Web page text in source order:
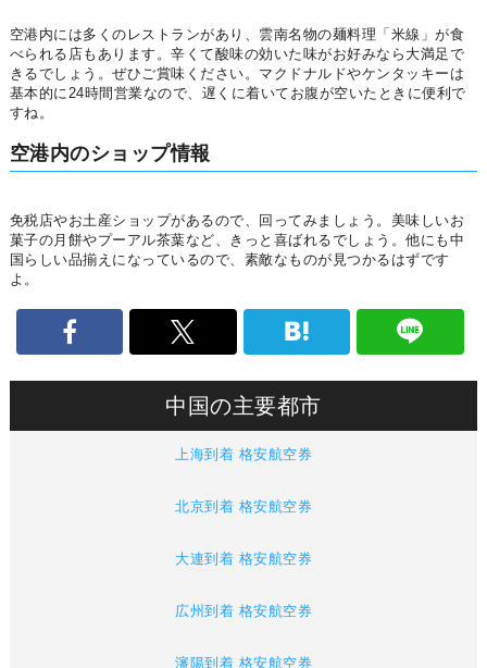
空港内には多くのレストランがあり、雲南名物の麺料理「米線」が食
べられる店もあります。辛くて酸味の効いた味がお好みなら大満足で
きるでしょう。ぜひご賞味ください。マクドナルドやケンタッキーは
基本的に24時間営業なので、遅くに着いてお腹が空いたときに便利で
すね。
空港内のショップ情報
免税店やお土産ショップがあるので、回ってみましょう。美味しいお
菓子の月餅やプーアル茶葉など、きっと喜ばれるでしょう。他にも中
国らしい品揃えになっているので、素敵なものが見つかるはずです
よ。
中国の主要都市
上海到着 格安航空券
北京到着 格安航空券
大連到着 格安航空券
広州到着 格安航空券
瀋陽到着 格安航空券